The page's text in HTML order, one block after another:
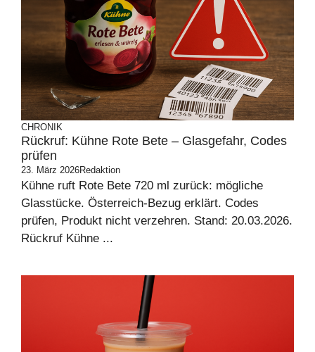
CHRONIK
Rückruf: Kühne Rote Bete – Glasgefahr, Codes
prüfen
23. März 2026Redaktion
Kühne ruft Rote Bete 720 ml zurück: mögliche
Glasstücke. Österreich-Bezug erklärt. Codes
prüfen, Produkt nicht verzehren. Stand: 20.03.2026.
Rückruf Kühne ...